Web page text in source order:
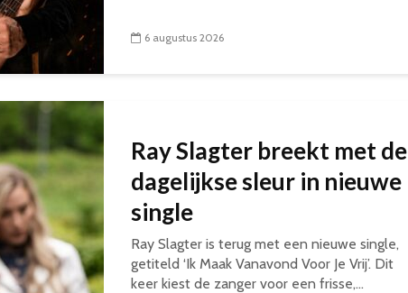
6 augustus 2026
Ray Slagter breekt met de
dagelijkse sleur in nieuwe
single
Ray Slagter is terug met een nieuwe single,
getiteld ‘Ik Maak Vanavond Voor Je Vrij’. Dit
keer kiest de zanger voor een frisse,...